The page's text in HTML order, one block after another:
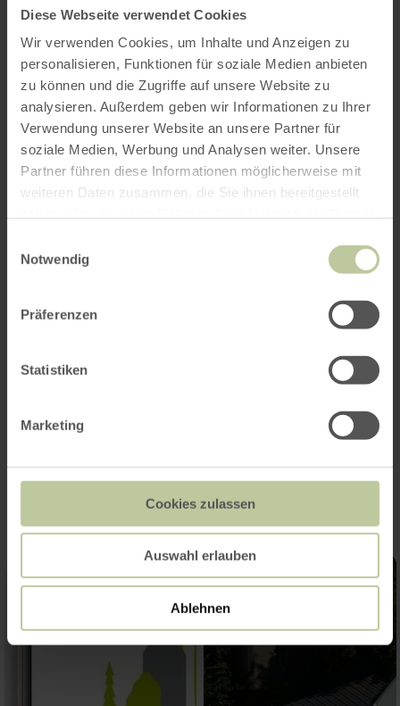
Diese Webseite verwendet Cookies
Wir verwenden Cookies, um Inhalte und Anzeigen zu
personalisieren, Funktionen für soziale Medien anbieten
zu können und die Zugriffe auf unsere Website zu
analysieren. Außerdem geben wir Informationen zu Ihrer
Verwendung unserer Website an unsere Partner für
soziale Medien, Werbung und Analysen weiter. Unsere
Partner führen diese Informationen möglicherweise mit
weiteren Daten zusammen, die Sie ihnen bereitgestellt
Notwendig
Präferenzen
Statistiken
Marketing
Cookies zulassen
Auswahl erlauben
Ablehnen
Impressions